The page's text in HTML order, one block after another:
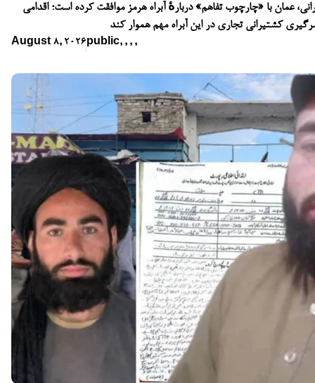
عمان با «چارچوب تفاهم» دربارهٔ آبراه هرمز موافقت کرده است؛ اقدامی
کشتیرانی تجاری در این آبراه مهم هموار کند
August 8, 2026 public, , , ,